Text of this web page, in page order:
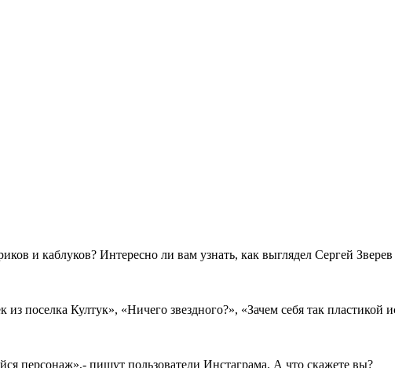
и каблуков? Интересно ли вам узнать, как выглядел Сергей
поселка Култук», «Ничего звездного?», «Зачем себя так пластикой
персонаж»,- пишут пользователи Инстаграма. А что скажете вы?